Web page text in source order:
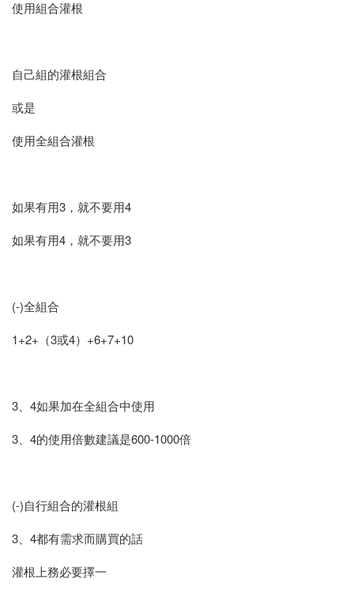
使用組合灌根
自己組的灌根組合
或是
使用全組合灌根
如果有用3，就不要用4
如果有用4，就不要用3
(-)全組合
1+2+（3或4）+6+7+10
3、4如果加在全組合中使用
3、4的使用倍數建議是600-1000倍
(-)自行組合的灌根組
3、4都有需求而購買的話
灌根上務必要擇一